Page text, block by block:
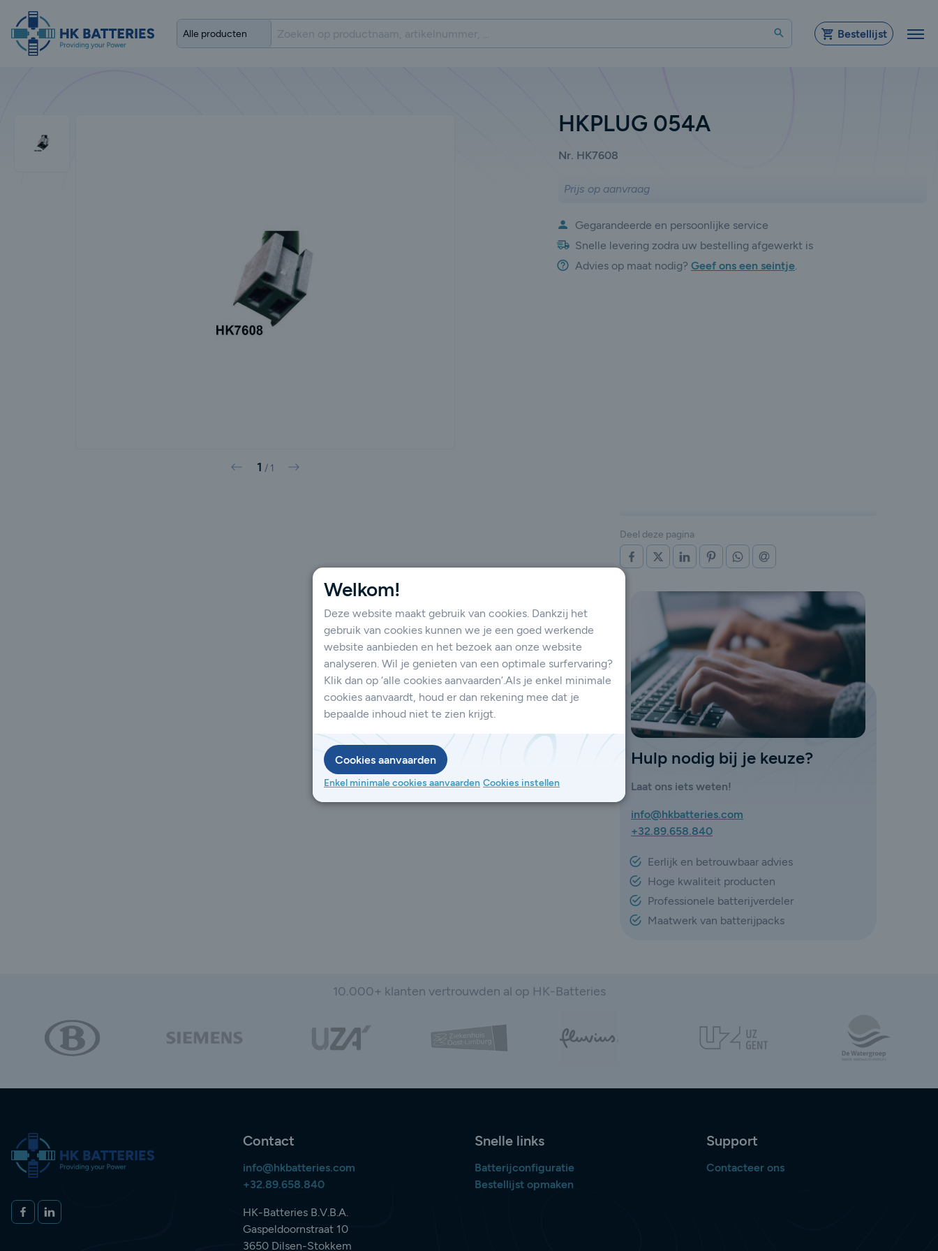
Zoeken Bestellijst
HKPLUG 054A
Nr. HK7608
Prijs op aanvraag
Gegarandeerde en persoonlijke service
Snelle levering zodra uw bestelling afgewerkt is
Advies op maat nodig? Geef ons een seintje.
Vorige
1 / 1 Volgende
Deel deze pagina
OP FACEBOOK
OP X (TWITTER)
OP LINKEDINOP PINTERESTOP WHATSAPP
Hulp nodig bij je keuze?
Laat ons iets weten!
info@hkbatteries.com
+32.89.658.840
Eerlijk en betrouwbaar advies
Hoge kwaliteit producten
Professionele batterijverdeler
Maatwerk van batterijpacks
10.000+ klanten vertrouwden al op HK-Batteries
Volg ons op
FACEBOOKLINKEDIN
Contact
info@hkbatteries.com
+32.89.658.840
HK-Batteries B.V.B.A.
Gaspeldoornstraat 10
3650 Dilsen-Stokkem
Snelle links
Batterijconfiguratie
Bestellijst opmaken
Support
Contacteer ons
Welkom!
Deze website maakt gebruik van cookies. Dankzij het
gebruik van cookies kunnen we je een goed werkende
website aanbieden en het bezoek aan onze website
analyseren. Wil je genieten van een optimale surfervaring?
Klik dan op ‘alle cookies aanvaarden’.Als je enkel minimale
cookies aanvaardt, houd er dan rekening mee dat je
bepaalde inhoud niet te zien krijgt.
Cookies aanvaarden
Enkel minimale cookies aanvaarden Cookies instellen